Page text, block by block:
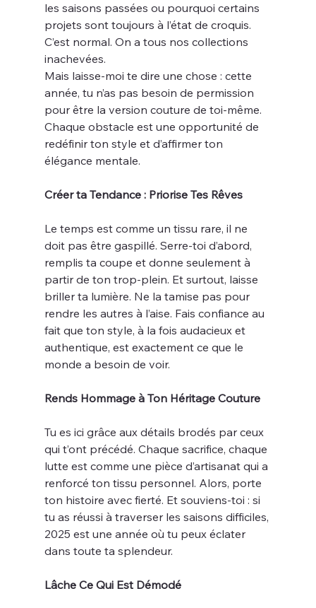
les saisons passées ou pourquoi certains
projets sont toujours à l’état de croquis.
C’est normal. On a tous nos collections
inachevées.
Mais laisse-moi te dire une chose : cette
année, tu n’as pas besoin de permission
pour être la version couture de toi-même.
Chaque obstacle est une opportunité de
redéfinir ton style et d’affirmer ton
élégance mentale.
Créer ta Tendance : Priorise Tes Rêves
Le temps est comme un tissu rare, il ne
doit pas être gaspillé. Serre-toi d’abord,
remplis ta coupe et donne seulement à
partir de ton trop-plein. Et surtout, laisse
briller ta lumière. Ne la tamise pas pour
rendre les autres à l’aise. Fais confiance au
fait que ton style, à la fois audacieux et
authentique, est exactement ce que le
monde a besoin de voir.
Rends Hommage à Ton Héritage Couture
Tu es ici grâce aux détails brodés par ceux
qui t’ont précédé. Chaque sacrifice, chaque
lutte est comme une pièce d’artisanat qui a
renforcé ton tissu personnel. Alors, porte
ton histoire avec fierté. Et souviens-toi : si
tu as réussi à traverser les saisons difficiles,
2025 est une année où tu peux éclater
dans toute ta splendeur.
Lâche Ce Qui Est Démodé